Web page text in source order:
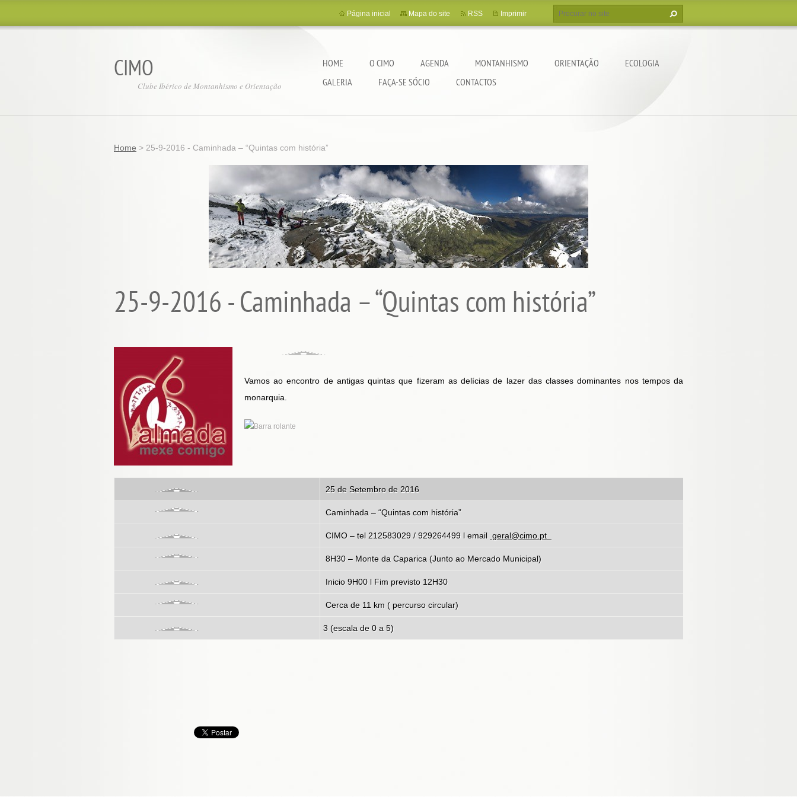
CIMO
Clube Ibérico de Montanhismo e Orientação
HOME O CIMO AGENDA MONTANHISMO ORIENTAÇÃO
ECOLOGIA
GALERIA
FAÇA-SE SÓCIO CONTACTOS
Página inicial Mapa do site RSS Imprimir
Home > 25-9-2016 - Caminhada – “Quintas com história”
25-9-2016 - Caminhada – “Quintas com história”
Vamos ao encontro de antigas quintas que fizeram as delícias de lazer das classes dominantes nos tempos da
monarquia.
25 de Setembro de 2016
Caminhada – “Quintas com história”
CIMO – tel 212583029 / 929264499 l email geral@cimo.pt
8H30 – Monte da Caparica (Junto ao Mercado Municipal)
Inicio 9H00 l Fim previsto 12H30
Cerca de 11 km ( percurso circular)
3 (escala de 0 a 5)